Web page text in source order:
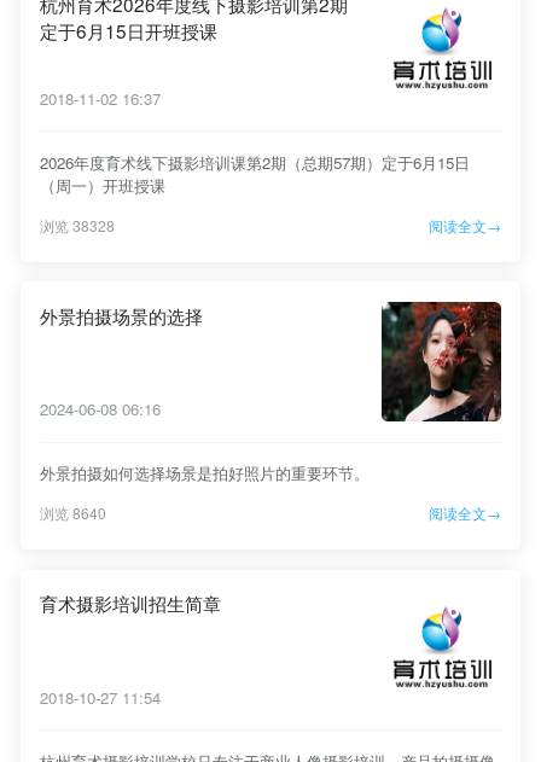
定于6月15日开班授课
2018-11-02 16:37
2026年度育术线下摄影培训课第2期（总期57期）定于6月15日
（周一）开班授课
浏览 38328 阅读全文→
外景拍摄场景的选择
2024-06-08 06:16
外景拍摄如何选择场景是拍好照片的重要环节。
浏览 8640 阅读全文→
育术摄影培训招生简章
2018-10-27 11:54